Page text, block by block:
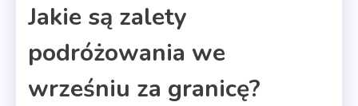
Jakie są zalety
podróżowania we
wrześniu za granicę?